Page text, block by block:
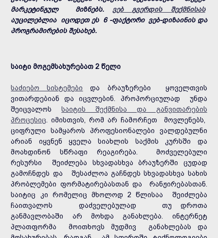
მარკეტინგულ მიზნებს. ვებ გვერდის შექმნისას
აუცილებლია იცოდეთ ეს 6 -ფაქტორი ვებ-დიზაინის და
პროგრამირების შესახებ.
საიტი მოგემსახურებათ 2 წელი
საძიებო სისტემები და ბრაუზერები ყოველთვის
ვითარდებიან და იცვლებინ. პროპორციულად უნდა
შეიცვალოსსაიტის შექმნისა და განვითარების
პროცესიც . იმისთვის, რომ არ ჩამორჩეთ მოვლენებს,
ციფრული სამყაროს პროფესიონალები ვალდებულნი
არიან იყვნენ ყველა სიახლის საქმის კურსში და
მოახდინონ სწრაფი რეაგირება. მოძველებული
რესურსი შეიძლება სხვადასხვა ბრაუზერში ცუდად
გამოჩნდეს და შესაძლოა გაჩნდეს სხვადასხვა სახის
პრობლემები ფორმატირებასთან და რანჟირებასთან.
საიტიც კი რომელიც მხოლოდ 2 წლისაა შეიძლება
ჩაითვალოს დაძველებულად თუ დროთა
განმავლობაში არ მოხდა განახლება. ინტერნეტ
პლათფორმა მოითხოვს მუდმივ განახლებას და